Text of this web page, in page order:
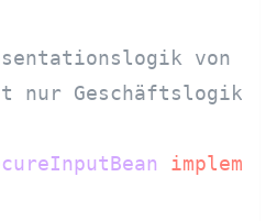
von
nur Geschäftslogik